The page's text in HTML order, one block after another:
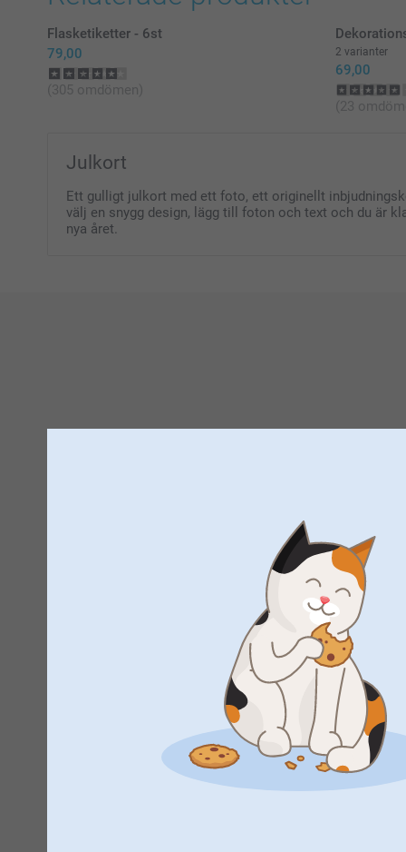
Flasketiketter - 6st
79,00
(305 omdömen)
2 varianter
69,00
(23
Julkort
Ett gulligt julkort med ett foto, ett originellt
välj en snygg design, lägg till foton och text och du är
nya året.